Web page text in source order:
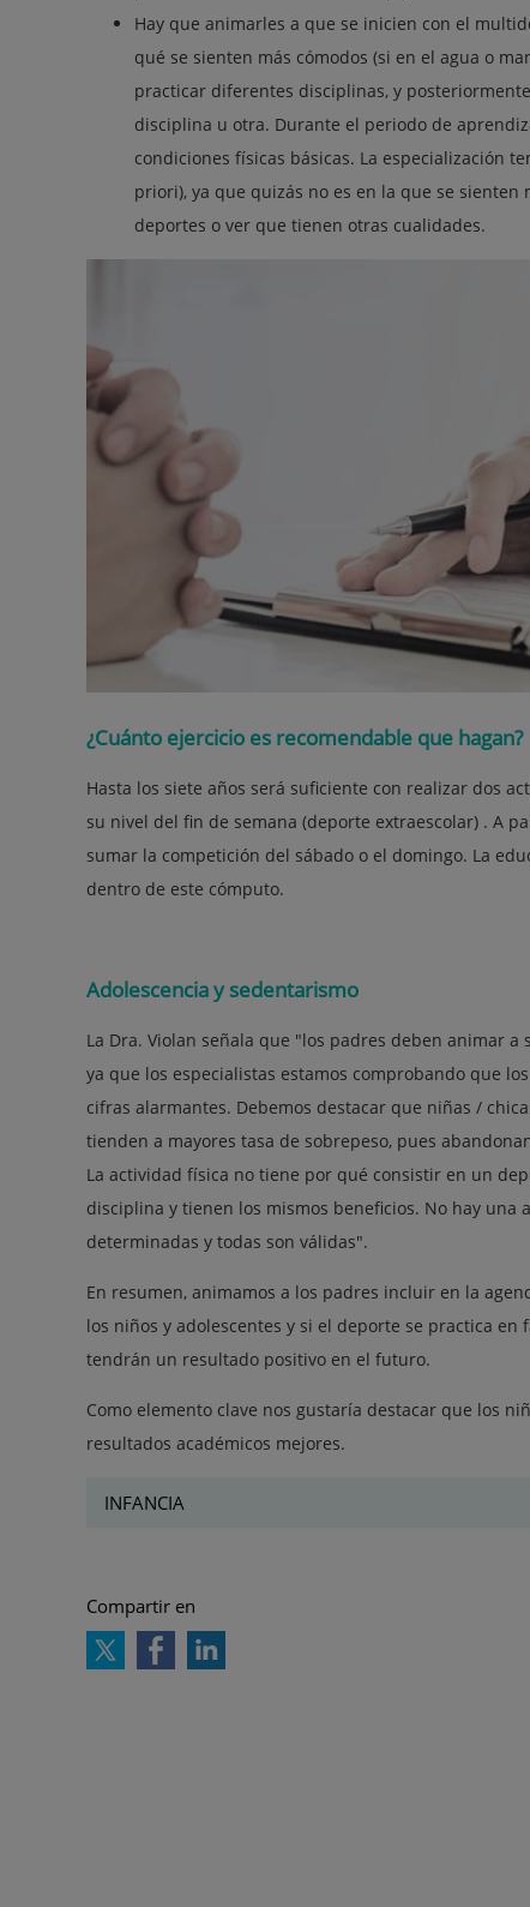
Hay que animarles a que se inicien con el
qué se sienten más cómodos (si en el agua o
practicar diferentes disciplinas, y
disciplina u otra. Durante el periodo de
condiciones físicas básicas. La especialización
priori), ya que quizás no es en la que se
deportes o ver que tienen otras cualidades.
¿Cuánto ejercicio es recomendable que hagan?
Hasta los siete años será suficiente con realizar dos
su nivel del fin de semana (deporte extraescolar) . A
sumar la competición del sábado o el domingo. La
dentro de este cómputo.
Adolescencia y sedentarismo
La Dra. Violan señala que "los padres deben animar
ya que los especialistas estamos comprobando que
cifras alarmantes. Debemos destacar que niñas /
tienden a mayores tasa de sobrepeso, pues
La actividad física no tiene por qué consistir en un
disciplina y tienen los mismos beneficios. No hay
determinadas y todas son válidas".
En resumen, animamos a los padres incluir en la
los niños y adolescentes y si el deporte se practica
tendrán un resultado positivo en el futuro.
Como elemento clave nos gustaría destacar que los
resultados académicos mejores.
INFANCIA
Compartir en